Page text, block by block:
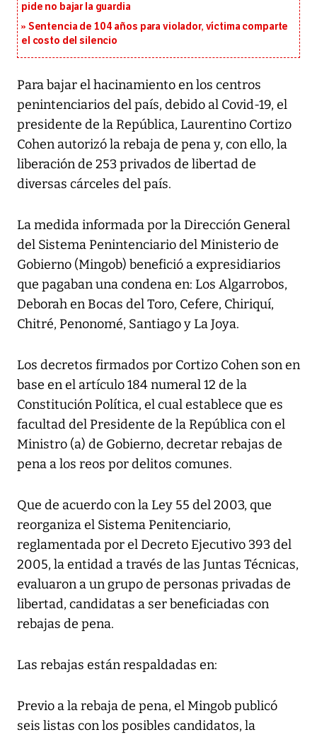
pide no bajar la guardia
Sentencia de 104 años para violador, víctima comparte
el costo del silencio
Para bajar el hacinamiento en los centros
penintenciarios del país, debido al Covid-19, el
presidente de la República, Laurentino Cortizo
Cohen autorizó la rebaja de pena y, con ello, la
liberación de 253 privados de libertad de
diversas cárceles del país.
La medida informada por la Dirección General
del Sistema Penintenciario del Ministerio de
Gobierno (Mingob) benefició a expresidiarios
que pagaban una condena en: Los Algarrobos,
Deborah en Bocas del Toro, Cefere, Chiriquí,
Chitré, Penonomé, Santiago y La Joya.
Los decretos firmados por Cortizo Cohen son en
base en el artículo 184 numeral 12 de la
Constitución Política, el cual establece que es
facultad del Presidente de la República con el
Ministro (a) de Gobierno, decretar rebajas de
pena a los reos por delitos comunes.
Que de acuerdo con la Ley 55 del 2003, que
reorganiza el Sistema Penitenciario,
reglamentada por el Decreto Ejecutivo 393 del
2005, la entidad a través de las Juntas Técnicas,
evaluaron a un grupo de personas privadas de
libertad, candidatas a ser beneficiadas con
rebajas de pena.
Las rebajas están respaldadas en:
Previo a la rebaja de pena, el Mingob publicó
seis listas con los posibles candidatos, la